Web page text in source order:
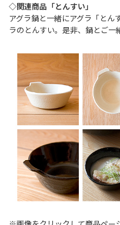
◇関連商品「とんすい」
アグラ鍋と一緒にアグラ「とん
ラのとんすい。是非、鍋とご一